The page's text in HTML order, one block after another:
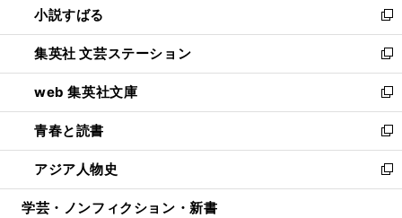
く
で
開
く
い
ウ
ィ
ン
ド
ウ
で
開
く
小説すばる
新
し
い
ウ
ィ
ン
ド
ウ
で
開
集英社 文芸ステーション
新
し
い
ウ
ィ
ン
ド
ウ
web 集英社文庫
新
し
い
ウ
ィ
ン
青春と読書
新
し
い
ウ
アジア人物史
新
し
学芸・ノンフィクション・新書